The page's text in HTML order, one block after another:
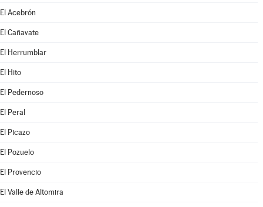
El Acebrón
El Cañavate
El Herrumblar
El Hito
El Pedernoso
El Peral
El Picazo
El Pozuelo
El Provencio
El Valle de Altomira